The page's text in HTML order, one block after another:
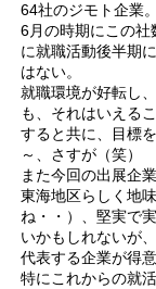
64社のジモト企業。
6月の時期にこの
に就職活動後半期
はない。
就職環境が好転し
も、それはいえる
すると共に、目標
～、さすが（笑）
また今回の出展企
東海地区らしく地
ね・・）、堅実で
いかもしれないが
代表する企業が得
特にこれからの就